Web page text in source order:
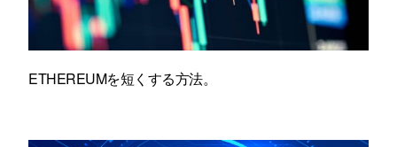
ETHEREUMを短くする方法。